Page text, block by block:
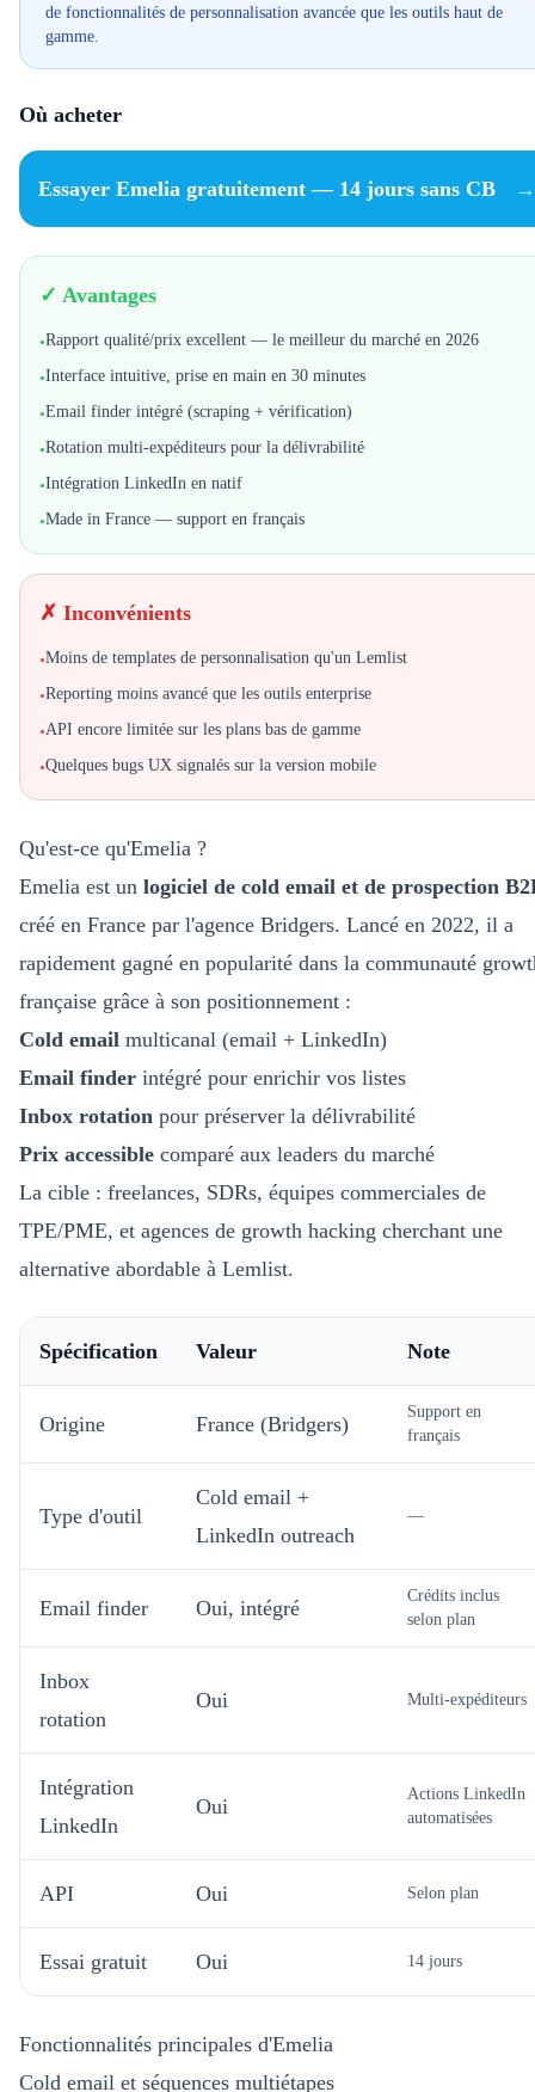
de fonctionnalités de personnalisation avancée que les outils haut de
gamme.
Où acheter
Essayer Emelia gratuitement — 14 jours sans CB →
✓ Avantages
•Rapport qualité/prix excellent — le meilleur du marché en 2026
•Interface intuitive, prise en main en 30 minutes
•Email finder intégré (scraping + vérification)
•Rotation multi-expéditeurs pour la délivrabilité
•Intégration LinkedIn en natif
•Made in France — support en français
✗ Inconvénients
•Moins de templates de personnalisation qu'un Lemlist
•Reporting moins avancé que les outils enterprise
•API encore limitée sur les plans bas de gamme
•Quelques bugs UX signalés sur la version mobile
Qu'est-ce qu'Emelia ?
Emelia est un logiciel de cold email et de prospection
créé en France par l'agence Bridgers. Lancé en 2022, il a
rapidement gagné en popularité dans la communauté
française grâce à son positionnement :
Cold email multicanal (email + LinkedIn)
Email finder intégré pour enrichir vos listes
Inbox rotation pour préserver la délivrabilité
Prix accessible comparé aux leaders du marché
La cible : freelances, SDRs, équipes commerciales de
TPE/PME, et agences de growth hacking cherchant une
alternative abordable à Lemlist.
Spécification Valeur Note
Origine France (Bridgers)
Support en
français
Type d'outil
Cold email +
LinkedIn outreach
—
Email finder Oui, intégré
Crédits inclus
selon plan
Inbox
rotation
Oui Multi-expéditeurs
Intégration
LinkedIn
Oui
Actions LinkedIn
automatisées
API Oui Selon plan
Essai gratuit Oui 14 jours
Fonctionnalités principales d'Emelia
Cold email et séquences multiétapes